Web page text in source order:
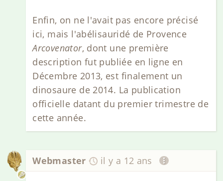
Enfin, on ne l'avait pas encore précisé
ici, mais l'abélisauridé de Provence
Arcovenator, dont une première
description fut publiée en ligne en
Décembre 2013, est finalement un
dinosaure de 2014. La publication
officielle datant du premier trimestre de
cette année.
Webmaster il y a 12 ans